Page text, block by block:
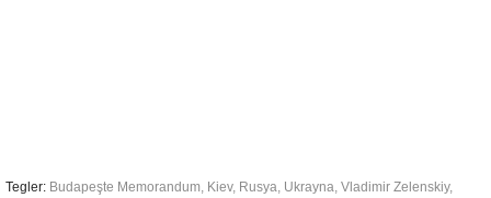
Tegler: Budapeşte Memorandum, Kiev, Rusya, Ukrayna, Vladimir Zelenskiy,